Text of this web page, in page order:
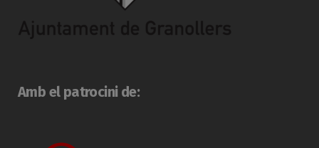
Amb el patrocini de: